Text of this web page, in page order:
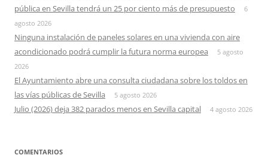
pública en Sevilla tendrá un 25 por ciento más de presupuesto
6
agosto 2026
Ninguna instalación de paneles solares en una vivienda con aire
acondicionado podrá cumplir la futura norma europea
5 agosto
2026
El Ayuntamiento abre una consulta ciudadana sobre los toldos en
las vías públicas de Sevilla
5 agosto 2026
Julio (2026) deja 382 parados menos en Sevilla capital 4 agosto 2026
COMENTARIOS